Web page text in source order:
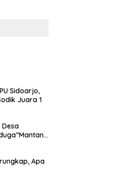
Sidoarjo,
Juara 1
Apa